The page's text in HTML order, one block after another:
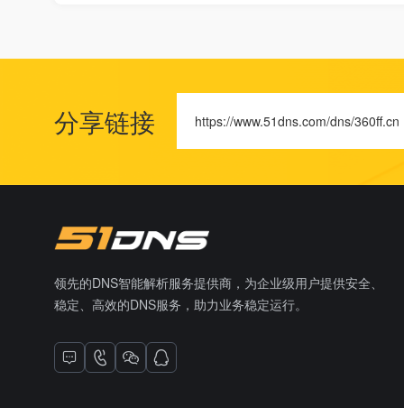
分享链接 https://www.51dns.com/dns/360ff.cn
领先的DNS智能解析服务提供商，为企业级用户提供安全、
稳定、高效的DNS服务，助力业务稳定运行。